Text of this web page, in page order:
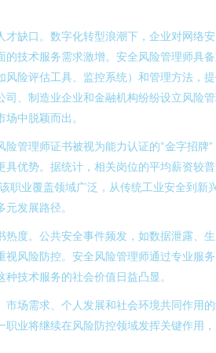
才缺口。数字化转型浪潮下，企业对网络安
的技术服务需求激增。安全风险管理师具
风险评估工具、监控系统）和管理方法，
司、制造业企业和金融机构纷纷设立风险
中脱颖而出。
管理师证书被视为能力认证的“金字招牌”
具优势。据统计，相关岗位的平均薪资较
职业覆盖领域广泛，从传统工业安全到新
发展路径。
热度。公共安全事件频发，如数据泄露、
视风险防控。安全风险管理师通过专业服
技术服务的社会价值日益凸显。
市场需求、个人发展和社会环境共同作用
职业将继续在风险防控领域发挥关键作用